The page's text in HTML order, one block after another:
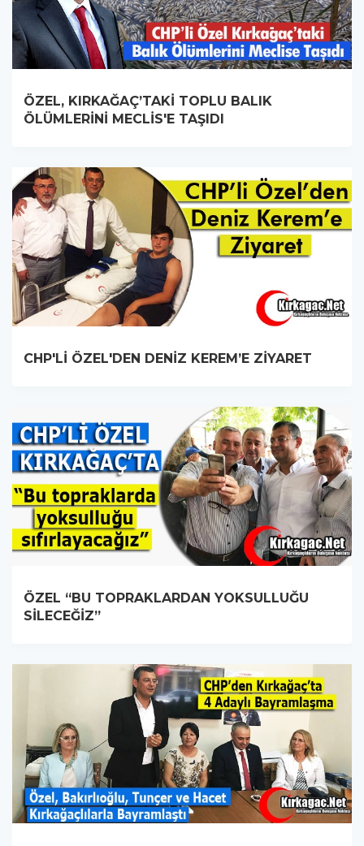
ÖZEL, KIRKAĞAÇ’TAKİ TOPLU BALIK
ÖLÜMLERİNİ MECLİS'E TAŞIDI
CHP'Lİ ÖZEL'DEN DENİZ KEREM’E ZİYARET
ÖZEL “BU TOPRAKLARDAN YOKSULLUĞU
SİLECEĞİZ”